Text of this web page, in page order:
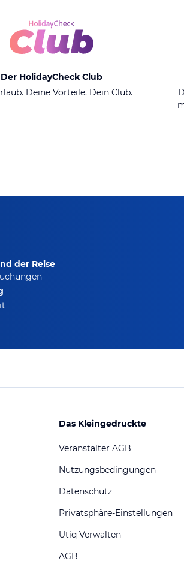
Der HolidayCheck Club
Deine Vorteile. Dein Club.
der Reise
Das Kleingedruckte
Veranstalter AGB
Nutzungsbedingungen
Datenschutz
Privatsphäre-Einstellungen
Utiq Verwalten
AGB